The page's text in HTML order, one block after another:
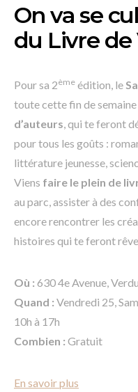
On va se
du Livre
Pour sa 2ème édition, le
toute cette fin de semaine
d’auteurs, qui te feront
pour tous les goûts :
littérature jeunesse,
Viens faire le plein de
au parc, assister à des
encore rencontrer les
histoires qui te feront
Où : 630 4e Avenue,
Quand : Vendredi 25,
10h à 17h
Combien : Gratuit
En savoir plus